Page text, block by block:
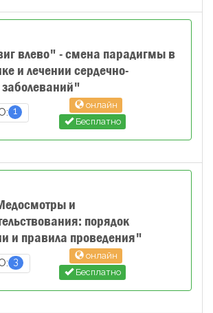
влево" - смена парадигмы в
и лечении сердечно-
заболеваний"
1
онлайн
Бесплатно
и
порядок
и правила проведения"
3
онлайн
Бесплатно